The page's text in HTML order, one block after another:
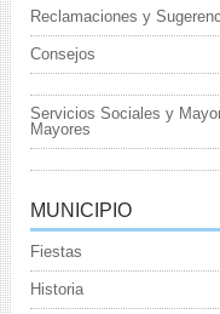
Reclamaciones y
Consejos
Servicios Sociales y
Mayores
MUNICIPIO
Fiestas
Historia